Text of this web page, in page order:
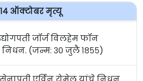
१४ ऑक्टोबर मृत्यू
जॉर्ज विलहेम फॉन
(जन्म: ३० जुलै १८५५)